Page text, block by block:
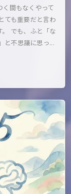
間もなくやって
ても重要だと言わ
でも、ふと「な
と不思議に思っ...